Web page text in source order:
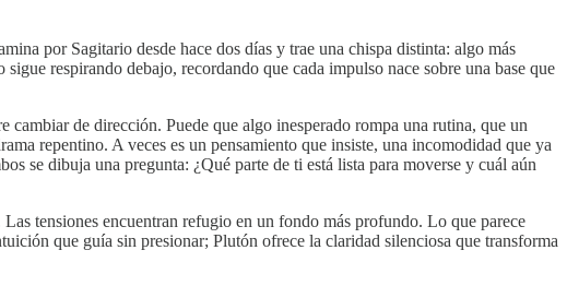
por Sagitario desde hace dos días y trae una chispa distinta: algo más
respirando debajo, recordando que cada impulso nace sobre una base que
de dirección. Puede que algo inesperado rompa una rutina, que un
repentino. A veces es un pensamiento que insiste, una incomodidad que ya
se dibuja una pregunta: ¿Qué parte de ti está lista para moverse y cuál aún
tensiones encuentran refugio en un fondo más profundo. Lo que parece
que guía sin presionar; Plutón ofrece la claridad silenciosa que transforma